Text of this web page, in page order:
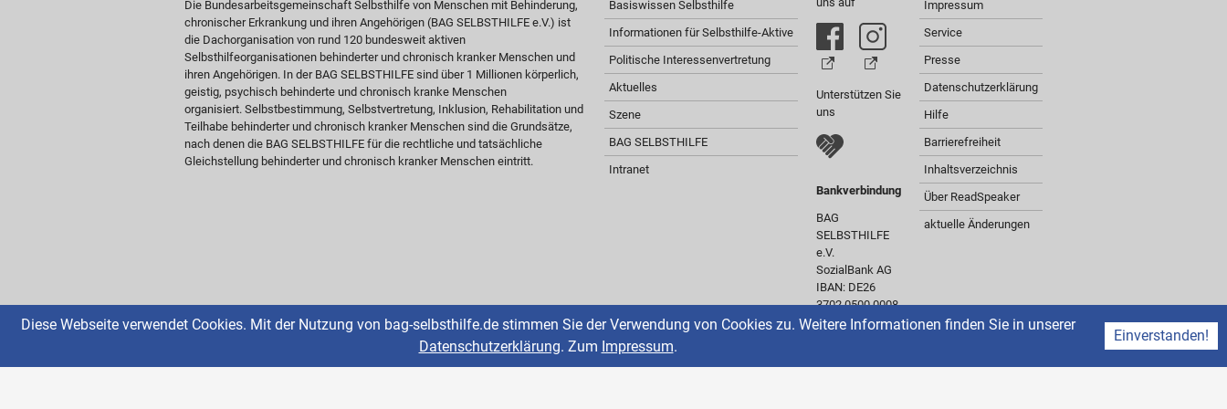
Diese Webseite verwendet Cookies. Mit der Nutzung von bag-selbsthilfe.de stimmen Sie der Verwendung von Cookies zu. Weitere Informationen finden Sie in unserer
Datenschutzerklärung. Zum Impressum.
Einverstanden!
Die Bundesarbeitsgemeinschaft Selbsthilfe von Menschen mit Behinderung,
chronischer Erkrankung und ihren Angehörigen (BAG SELBSTHILFE e.V.) ist
die Dachorganisation von rund 120 bundesweit aktiven
Selbsthilfeorganisationen behinderter und chronisch kranker Menschen und
ihren Angehörigen. In der BAG SELBSTHILFE sind über 1 Millionen körperlich,
geistig, psychisch behinderte und chronisch kranke Menschen
organisiert. Selbstbestimmung, Selbstvertretung, Inklusion, Rehabilitation und
Teilhabe behinderter und chronisch kranker Menschen sind die Grundsätze,
nach denen die BAG SELBSTHILFE für die rechtliche und tatsächliche
Gleichstellung behinderter und chronisch kranker Menschen eintritt.
Basiswissen Selbsthilfe
Informationen für Selbsthilfe-Aktive
Politische Interessenvertretung
Aktuelles
Szene
BAG SELBSTHILFE
Intranet
Unterstützen Sie
uns
Bankverbindung
BAG
SELBSTHILFE
e.V.
SozialBank AG
IBAN: DE26
3702 0500 0008
0301 00
Impressum
Service
Presse
Datenschutzerklärung
Hilfe
Barrierefreiheit
Inhaltsverzeichnis
Über ReadSpeaker
aktuelle Änderungen